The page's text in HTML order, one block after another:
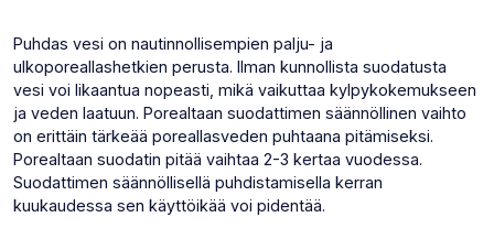
Puhdas vesi on nautinnollisempien palju- ja
ulkoporeallashetkien perusta. Ilman kunnollista suodatusta
vesi voi likaantua nopeasti, mikä vaikuttaa kylpykokemukseen
ja veden laatuun. Porealtaan suodattimen säännöllinen vaihto
on erittäin tärkeää poreallasveden puhtaana pitämiseksi.
Porealtaan suodatin pitää vaihtaa 2-3 kertaa vuodessa.
Suodattimen säännöllisellä puhdistamisella kerran
kuukaudessa sen käyttöikää voi pidentää.